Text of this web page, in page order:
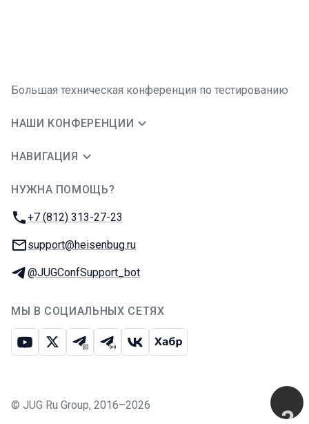
Большая техническая конференция по тестированию
НАШИ КОНФЕРЕНЦИИ
НАВИГАЦИЯ
НУЖНА ПОМОЩЬ?
Телефон:
+7 (812) 313-27-23
E-mail:
support@heisenbug.ru
Телеграм:
@JUGConfSupport_bot
МЫ В СОЦИАЛЬНЫХ СЕТЯХ
ЮтубИкс Телеграм-чат
Телеграм-канал
ВКонтакте
Хабр
© JUG Ru Group, 2016–2026